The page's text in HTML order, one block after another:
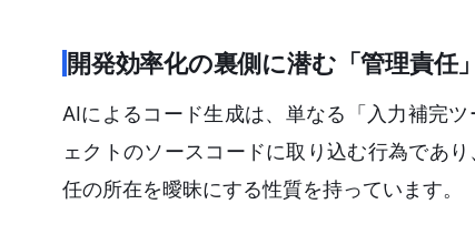
開発効率化の裏側に潜む「管理責任
AIによるコード生成は、単なる「入力補完
ェクトのソースコードに取り込む行為であ
任の所在を曖昧にする性質を持っています。